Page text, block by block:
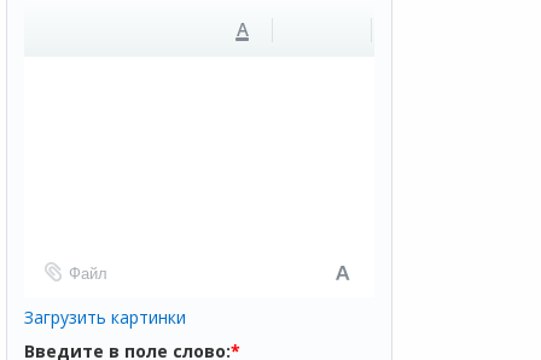
A
Файл
Загрузить картинки
Введите в поле слово:*